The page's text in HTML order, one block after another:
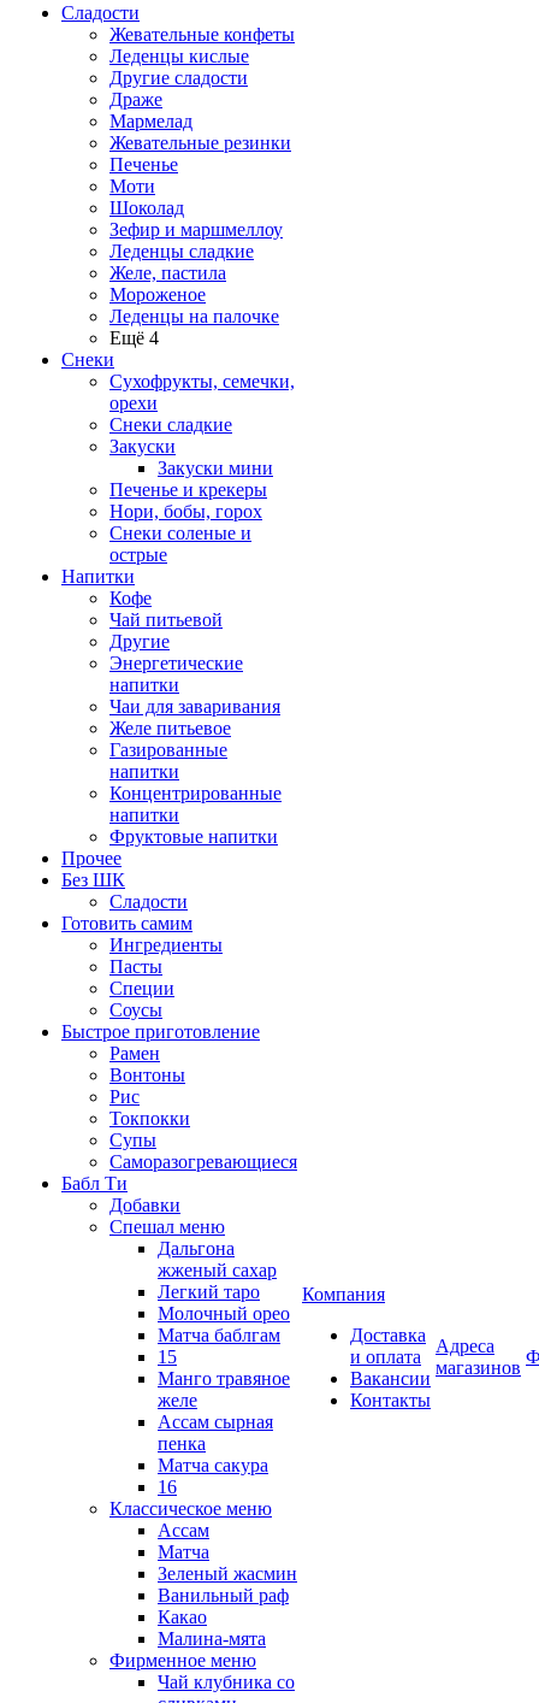
Сладости
Жевательные конфеты
Леденцы кислые
Другие сладости
Драже
Мармелад
Жевательные резинки
Печенье
Моти
Шоколад
Зефир и маршмеллоу
Леденцы сладкие
Желе, пастила
Мороженое
Леденцы на палочке
Ещё 4
Снеки
Сухофрукты, семечки,
орехи
Снеки сладкие
Закуски
Закуски мини
Печенье и крекеры
Нори, бобы, горох
Снеки соленые и
острые
Напитки
Кофе
Чай питьевой
Другие
Энергетические
напитки
Чаи для заваривания
Желе питьевое
Газированные
напитки
Концентрированные
напитки
Фруктовые напитки
Прочее
Без ШК
Сладости
Готовить самим
Ингредиенты
Пасты
Специи
Соусы
Быстрое приготовление
Рамен
Вонтоны
Рис
Токпокки
Супы
Саморазогревающиеся
Бабл Ти
Добавки
Спешал меню
Дальгона
жженый сахар
Легкий таро
Молочный орео
Матча баблгам
15
Манго травяное
желе
Ассам сырная
пенка
Матча сакура
16
Классическое меню
Ассам
Матча
Зеленый жасмин
Ванильный раф
Какао
Малина-мята
Фирменное меню
Чай клубника со
Компания
Доставка
и оплата
Вакансии
Контакты
Адреса
магазинов